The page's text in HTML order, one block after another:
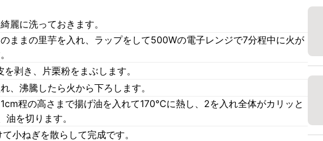
麗に洗っておきます。
ままの里芋を入れ、ラップをして500Wの電子レンジで7分程中に火が
剥き、片栗粉をまぶします。
、沸騰したら火から下ろします。
程の高さまで揚げ油を入れて170℃に熱し、2を入れ全体がカリッと
を切ります。
小ねぎを散らして完成です。